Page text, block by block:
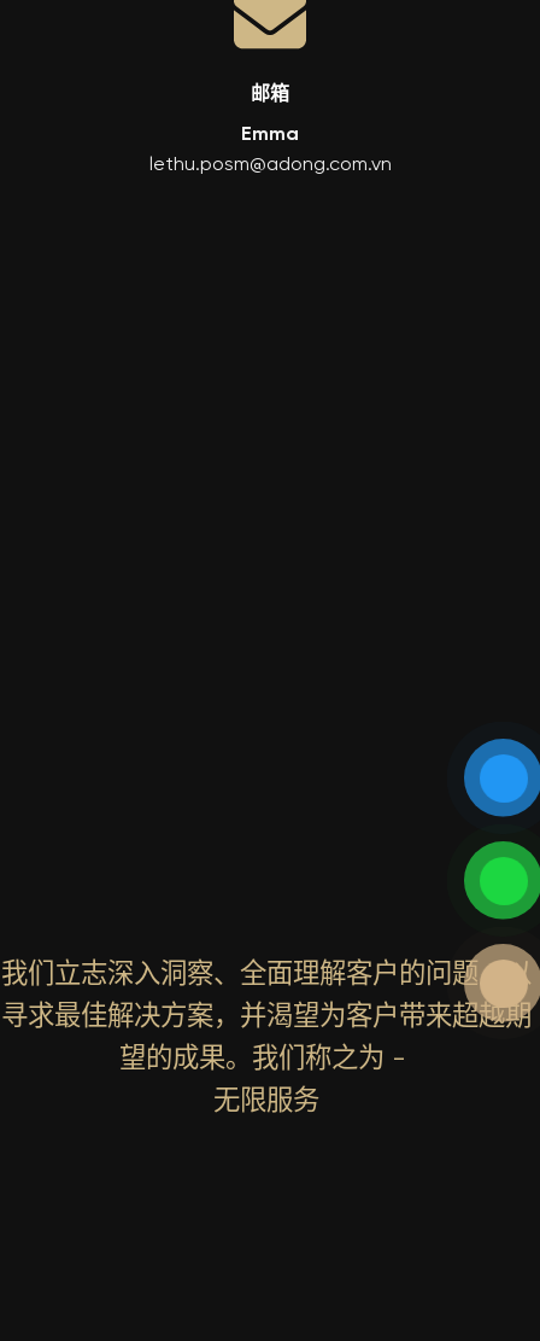
邮箱
Emma
lethu.posm@adong.com.vn
我们立志深入洞察、全面理解客户的问题，以
寻求最佳解决方案，并渴望为客户带来超越期
望的成果。我们称之为 -
无限服务